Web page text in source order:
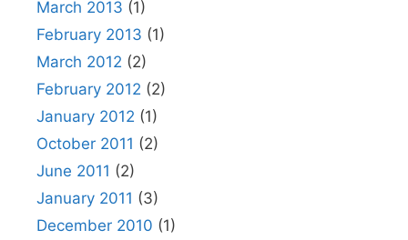
March 2013 (1)
February 2013 (1)
March 2012 (2)
February 2012 (2)
January 2012 (1)
October 2011 (2)
June 2011 (2)
January 2011 (3)
December 2010 (1)